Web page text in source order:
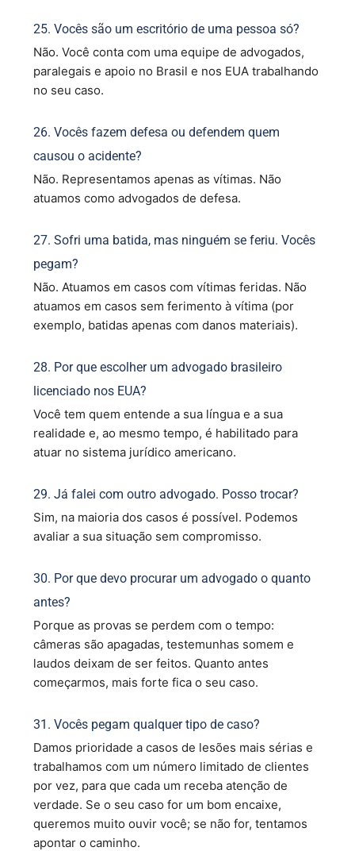
25. Vocês são um escritório de uma pessoa só?
Não. Você conta com uma equipe de advogados,
paralegais e apoio no Brasil e nos EUA trabalhando
no seu caso.
26. Vocês fazem defesa ou defendem quem
causou o acidente?
Não. Representamos apenas as vítimas. Não
atuamos como advogados de defesa.
27. Sofri uma batida, mas ninguém se feriu. Vocês
pegam?
Não. Atuamos em casos com vítimas feridas. Não
atuamos em casos sem ferimento à vítima (por
exemplo, batidas apenas com danos materiais).
28. Por que escolher um advogado brasileiro
licenciado nos EUA?
Você tem quem entende a sua língua e a sua
realidade e, ao mesmo tempo, é habilitado para
atuar no sistema jurídico americano.
29. Já falei com outro advogado. Posso trocar?
Sim, na maioria dos casos é possível. Podemos
avaliar a sua situação sem compromisso.
30. Por que devo procurar um advogado o quanto
antes?
Porque as provas se perdem com o tempo:
câmeras são apagadas, testemunhas somem e
laudos deixam de ser feitos. Quanto antes
começarmos, mais forte fica o seu caso.
31. Vocês pegam qualquer tipo de caso?
Damos prioridade a casos de lesões mais sérias e
trabalhamos com um número limitado de clientes
por vez, para que cada um receba atenção de
verdade. Se o seu caso for um bom encaixe,
queremos muito ouvir você; se não for, tentamos
apontar o caminho.